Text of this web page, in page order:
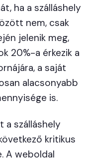
ha a szálláshely
nem, csak
jelenik meg,
20%-a érkezik a
a saját
alacsonyabb
is.
a szálláshely
kritikus
A weboldal